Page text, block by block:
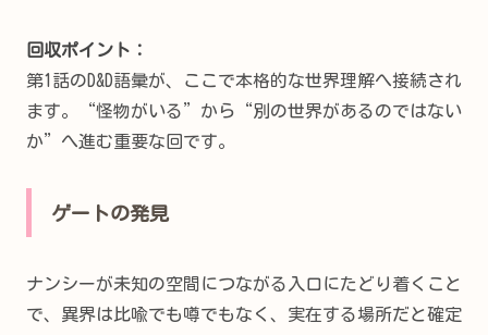
回収ポイント：
第1話のD&D語彙が、ここで本格的な世界理解へ接続され
ます。“怪物がいる”から“別の世界があるのではない
か”へ進む重要な回です。
ゲートの発見
ナンシーが未知の空間につながる入口にたどり着くこと
で、異界は比喩でも噂でもなく、実在する場所だと確定